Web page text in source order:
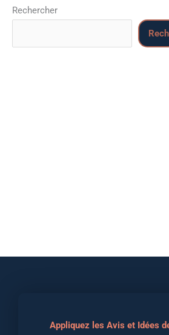
Rechercher
Appliquez les Avis et Idées